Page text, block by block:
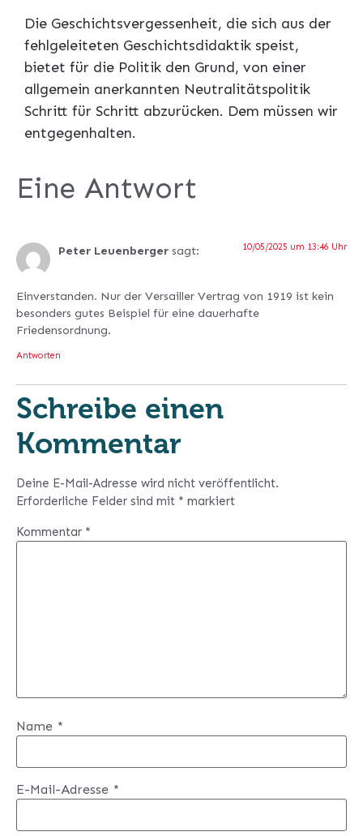
Die Geschichtsvergessenheit, die sich aus der
fehlgeleiteten Geschichtsdidaktik speist,
bietet für die Politik den Grund, von einer
allgemein anerkannten Neutralitätspolitik
Schritt für Schritt abzurücken. Dem müssen wir
entgegenhalten.
Eine Antwort
Peter Leuenberger sagt: 10/05/2025 um 13:46 Uhr
Einverstanden. Nur der Versailler Vertrag von 1919 ist kein
besonders gutes Beispiel für eine dauerhafte
Friedensordnung.
Antworten
Schreibe einen
Kommentar
Deine E-Mail-Adresse wird nicht veröffentlicht.
Erforderliche Felder sind mit * markiert
Kommentar *
Name *
E-Mail-Adresse *